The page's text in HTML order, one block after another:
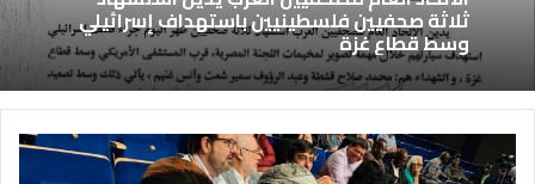
ثلاثة صحفيين فلسطينيين باستهداف إسرائيلي
وسط قطاع غزة